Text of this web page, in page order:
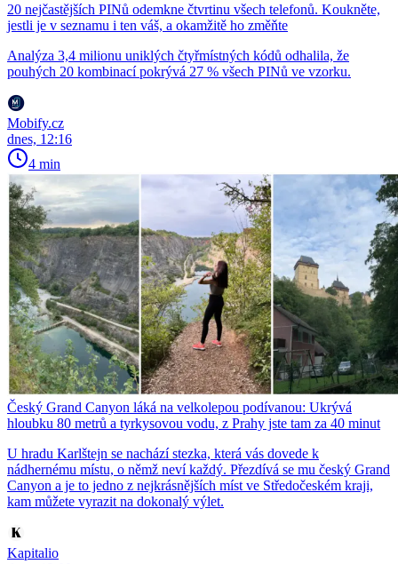
20 nejčastějších PINů odemkne čtvrtinu všech telefonů. Koukněte,
jestli je v seznamu i ten váš, a okamžitě ho změňte
Analýza 3,4 milionu uniklých čtyřmístných kódů odhalila, že
pouhých 20 kombinací pokrývá 27 % všech PINů ve vzorku.
Mobify.cz
dnes, 12:16
4 min
Český Grand Canyon láká na velkolepou podívanou: Ukrývá
hloubku 80 metrů a tyrkysovou vodu, z Prahy jste tam za 40 minut
U hradu Karlštejn se nachází stezka, která vás dovede k
nádhernému místu, o němž neví každý. Přezdívá se mu český Grand
Canyon a je to jedno z nejkrásnějších míst ve Středočeském kraji,
kam můžete vyrazit na dokonalý výlet.
Kapitalio